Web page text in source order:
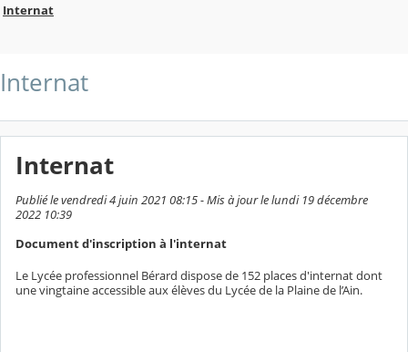
Internat
Internat
Internat
Publié le vendredi 4 juin 2021 08:15 - Mis à jour le lundi 19 décembre
2022 10:39
Document d'inscription à l'internat
Le Lycée professionnel Bérard dispose de 152 places d'internat dont
une vingtaine accessible aux élèves du Lycée de la Plaine de l’Ain.